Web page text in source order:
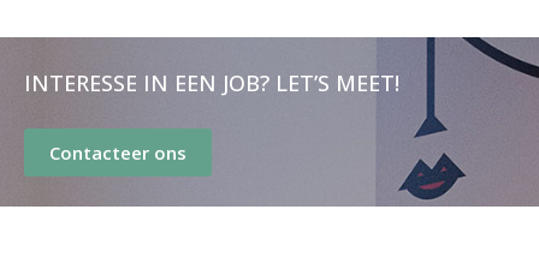
INTERESSE IN EEN JOB? LET’S MEET!
Contacteer ons